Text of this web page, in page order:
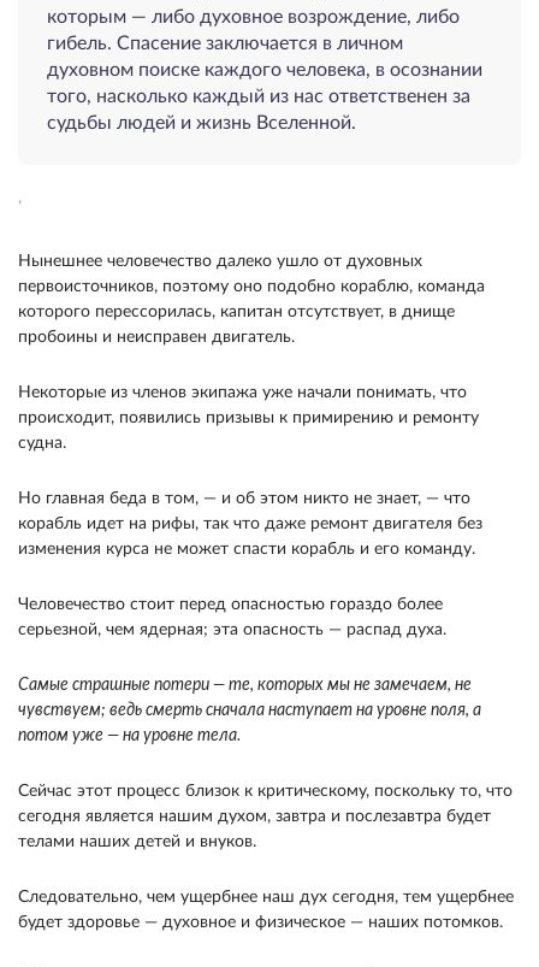
которым — либо духовное возрождение, либо
гибель. Спасение за­ключается в личном
духовном поиске каждого че­ловека, в осознании
того, насколько каждый из нас ответственен за
судьбы людей и жизнь Все­ленной.
,
Нынешнее человечество далеко ушло от духов­ных
первоисточников, поэтому оно подобно ко­раблю, команда
которого перессорилась, капитан отсутствует, в днище
пробоины и неисправен дви­гатель.
Некоторые из членов экипажа уже начали понимать, что
происходит, появились призывы к примирению и ремонту
судна.
Но главная беда в том, — и об этом никто не знает, — что
корабль идет на рифы, так что даже ремонт двигателя без
изменения курса не может спасти корабль и его команду.
Человечество стоит перед опасностью гораздо более
серьезной, чем ядерная; эта опасность — распад духа.
Самые страшные потери — те, кото­рых мы не замечаем, не
чувствуем; ведь смерть сначала наступает на уровне поля, а
потом уже — на уровне тела.
Сейчас этот процесс близок к кри­тическому, поскольку то, что
сегодня является на­шим духом, завтра и послезавтра будет
телами на­ших детей и внуков.
Следовательно, чем ущербнее наш дух сегодня, тем ущербнее
будет здоровье — духовное и физическое — наших потомков.